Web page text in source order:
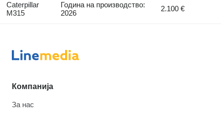
Caterpillar
M315
Година на производство:
2026
2.100 €
Компанија
За нас